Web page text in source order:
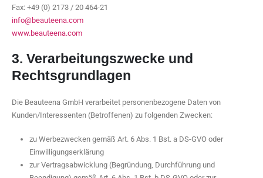
Fax: +49 (0) 2173 / 20 464-21
info@beauteena.com
www.beauteena.com
3. Verarbeitungszwecke und
Rechtsgrundlagen
Die Beauteena GmbH verarbeitet personenbezogene Daten von
Kunden/Interessenten (Betroffenen) zu folgenden Zwecken:
zu Werbezwecken gemäß Art. 6 Abs. 1 Bst. a DS-GVO oder
Einwilligungserklärung
zur Vertragsabwicklung (Begründung, Durchführung und